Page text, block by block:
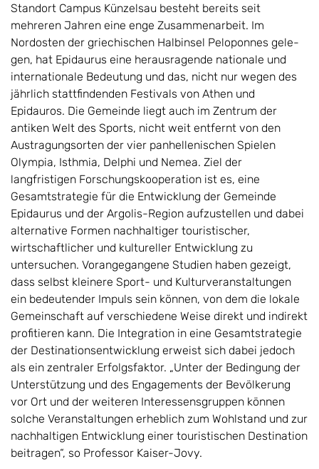
Standort Campus Künzelsau besteht bereits seit
mehreren Jahren eine enge Zusam­men­arbeit. Im
Nordosten der griechischen Halbinsel Peloponnes gele­
gen, hat Epidaurus eine herausragende nationale und
internationale Be­deutung und das, nicht nur we­gen des
jährlich stattfindenden Festivals von Athen und
Epidauros. Die Ge­meinde liegt auch im Zentrum der
antiken Welt des Sports, nicht weit entfernt von den
Austragungsorten der vier panhellenischen Spielen
Olympia, Isthmia, Delphi und Nemea. Ziel der
langfristigen Forschungskoopera­tion ist es, eine
Gesamtstrategie für die Entwicklung der Gemeinde
Epidaurus und der Argolis-Region aufzustellen und dabei
alternative Formen nachhaltiger touristischer,
wirtschaftlicher und kultureller Entwicklung zu
untersuchen. Voran­ge­gangene Studien haben ge­zeigt,
dass selbst kleinere Sport- und Kulturver­an­staltungen
ein bedeutender Impuls sein können, von dem die lokale
Gemein­schaft auf verschiedene Weise direkt und indirekt
profitieren kann. Die Integra­tion in eine Gesamtstrategie
der Destinationsentwicklung erweist sich dabei je­doch
als ein zentraler Erfolgs­fak­tor. „Unter der Bedingung der
Unterstützung und des Engagements der Bevölkerung
vor Ort und der weiteren Interessens­gruppen können
solche Veranstaltungen erheblich zum Wohlstand und zur
nach­­haltigen Entwicklung einer touristischen Destination
beitragen“, so Professor Kaiser-Jovy.